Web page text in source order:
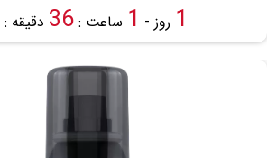
1 روز - 1 ساعت :36 دقیقه :